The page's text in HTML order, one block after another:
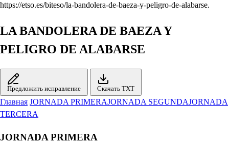
https://etso.es/biteso/la-bandolera-de-baeza-y-peligro-de-alabarse.
LA BANDOLERA DE BAEZA Y
PELIGRO DE ALABARSE
Предложить исправление Скачать TXT
Главная JORNADA PRIMERAJORNADA SEGUNDAJORNADA
TERCERA
JORNADA PRIMERA